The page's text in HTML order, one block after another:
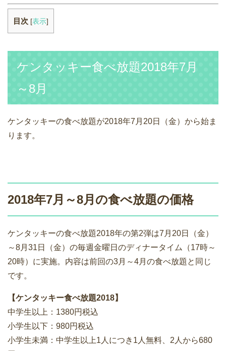
目次 [表示]
ケンタッキー食べ放題2018年7月
～8月
ケンタッキーの食べ放題が2018年7月20日（金）から始ま
ります。
2018年7月～8月の食べ放題の価格
ケンタッキーの食べ放題2018年の第2弾は7月20日（金）
～8月31日（金）の毎週金曜日のディナータイム（17時～
20時）に実施。内容は前回の3月～4月の食べ放題と同じ
です。
【ケンタッキー食べ放題2018】
中学生以上：1380円税込
小学生以下：980円税込
小学生未満：中学生以上1人につき1人無料、2人から680